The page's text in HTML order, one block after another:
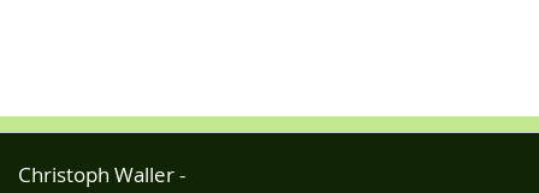
Christoph Waller -